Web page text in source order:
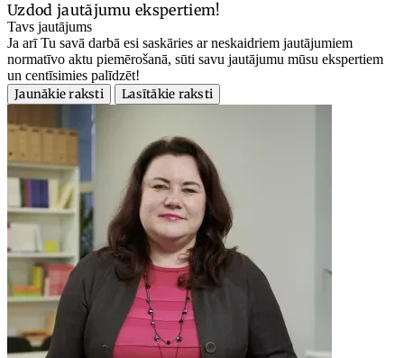
Uzdod jautājumu ekspertiem!
Tavs jautājums
Ja arī Tu savā darbā esi saskāries ar neskaidriem jautājumiem
normatīvo aktu piemērošanā, sūti savu jautājumu mūsu ekspertiem
un centīsimies palīdzēt!
Jaunākie raksti
Lasītākie raksti